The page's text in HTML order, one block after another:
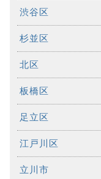
渋谷区
杉並区
北区
板橋区
足立区
江戸川区
立川市